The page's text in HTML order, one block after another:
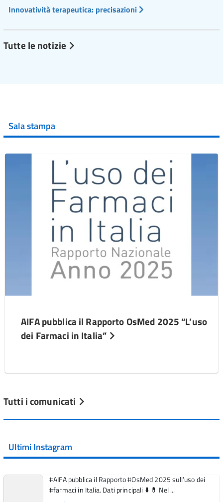
Innovatività terapeutica: precisazioni
Tutte le notizie
Sala stampa
AIFA pubblica il Rapporto OsMed 2025 “L’uso
dei Farmaci in Italia”
Tutti i comunicati
Ultimi Instagram
#AIFA pubblica il Rapporto #OsMed 2025 sull’uso dei
#farmaci in Italia. Dati principali ⬇️ 💊 Nel ...